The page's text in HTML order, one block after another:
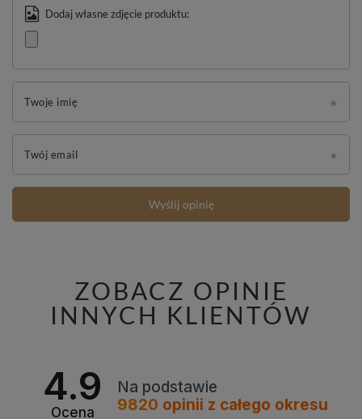
Dodaj własne zdjęcie produktu:
Twoje imię
Twój email
Wyślij opinię
ZOBACZ OPINIE
INNYCH KLIENTÓW
4.9
Ocena
Na podstawie
9820 opinii z całego okresu